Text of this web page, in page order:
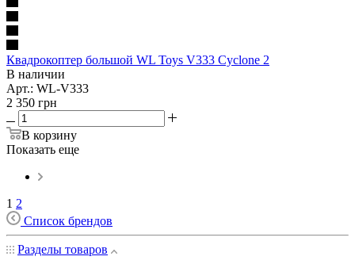
Квадрокоптер большой WL Toys V333 Cyclone 2
В наличии
Арт.: WL-V333
2 350 грн
В корзину
Показать еще
1 2
Список брендов
Разделы товаров